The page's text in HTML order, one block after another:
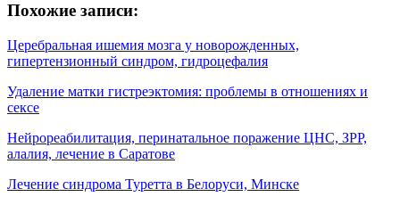
Похожие записи:
Церебральная ишемия мозга у новорожденных,
гипертензионный синдром, гидроцефалия
Удаление матки гистреэктомия: проблемы в отношениях и
сексе
Нейрореабилитация, перинатальное поражение ЦНС, ЗРР,
алалия, лечение в Саратове
Лечение синдрома Туретта в Белоруси, Минске